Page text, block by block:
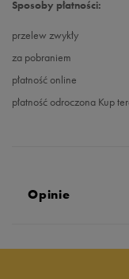
Sposoby płatności:
przelew zwykły
za pobraniem
płatność online
płatność odroczona Kup
Opinie